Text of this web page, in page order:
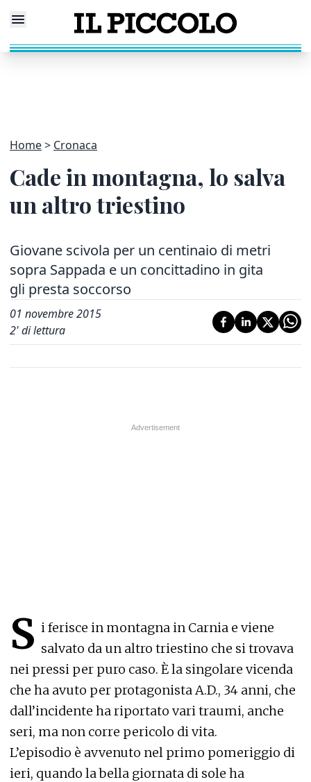
Home Cronaca
Cade in montagna, lo salva
un altro triestino
Giovane scivola per un centinaio di metri
sopra Sappada e un concittadino in gita
gli presta soccorso
01 novembre 2015
2' di lettura
S i ferisce in montagna in Carnia e viene
salvato da un altro triestino che si trovava
nei pressi per puro caso. È la singolare vicenda
che ha avuto per protagonista A.D., 34 anni, che
dall’incidente ha riportato vari traumi, anche
seri, ma non corre pericolo di vita.
L’episodio è avvenuto nel primo pomeriggio di
ieri, quando la bella giornata di sole ha